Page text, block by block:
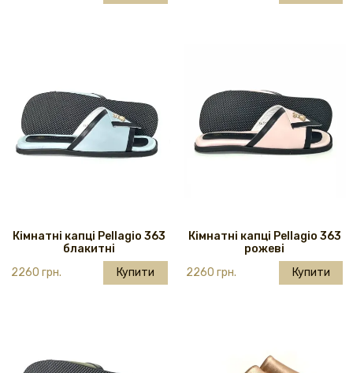
Кімнатні капці Pellagio 363
блакитні
2260 грн.
Купити
Кімнатні капці Pellagio 363
рожеві
2260 грн.
Купити